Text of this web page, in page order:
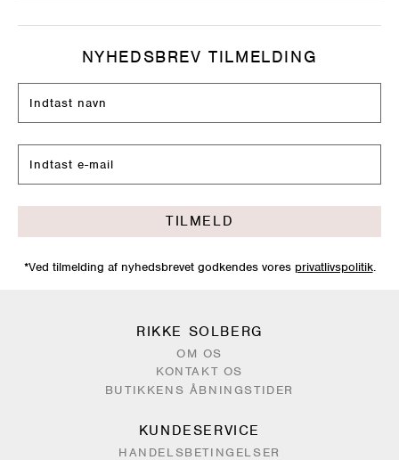
NYHEDSBREV TILMELDING
TILMELD
*Ved tilmelding af nyhedsbrevet godkendes vores privatlivspolitik.
RIKKE SOLBERG
OM OS
KONTAKT OS
BUTIKKENS ÅBNINGSTIDER
KUNDESERVICE
HANDELSBETINGELSER